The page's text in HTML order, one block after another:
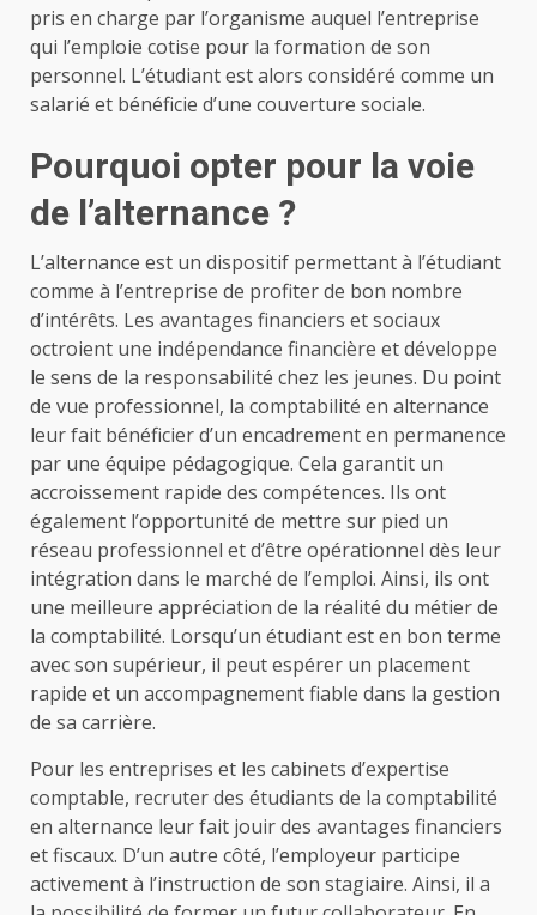
pris en charge par l’organisme auquel l’entreprise
qui l’emploie cotise pour la formation de son
personnel. L’étudiant est alors considéré comme un
salarié et bénéficie d’une couverture sociale.
Pourquoi opter pour la voie
de l’alternance ?
L’alternance est un dispositif permettant à l’étudiant
comme à l’entreprise de profiter de bon nombre
d’intérêts. Les avantages financiers et sociaux
octroient une indépendance financière et développe
le sens de la responsabilité chez les jeunes. Du point
de vue professionnel, la comptabilité en alternance
leur fait bénéficier d’un encadrement en permanence
par une équipe pédagogique. Cela garantit un
accroissement rapide des compétences. Ils ont
également l’opportunité de mettre sur pied un
réseau professionnel et d’être opérationnel dès leur
intégration dans le marché de l’emploi. Ainsi, ils ont
une meilleure appréciation de la réalité du métier de
la comptabilité. Lorsqu’un étudiant est en bon terme
avec son supérieur, il peut espérer un placement
rapide et un accompagnement fiable dans la gestion
de sa carrière.
Pour les entreprises et les cabinets d’expertise
comptable, recruter des étudiants de la comptabilité
en alternance leur fait jouir des avantages financiers
et fiscaux. D’un autre côté, l’employeur participe
activement à l’instruction de son stagiaire. Ainsi, il a